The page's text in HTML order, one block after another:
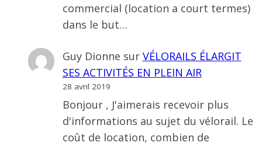
commercial (location a court termes)
dans le but…
Guy Dionne sur VÉLORAILS ÉLARGIT
SES ACTIVITÉS EN PLEIN AIR
28 avril 2019
Bonjour , J'aimerais recevoir plus
d'informations au sujet du vélorail. Le
coût de location, combien de